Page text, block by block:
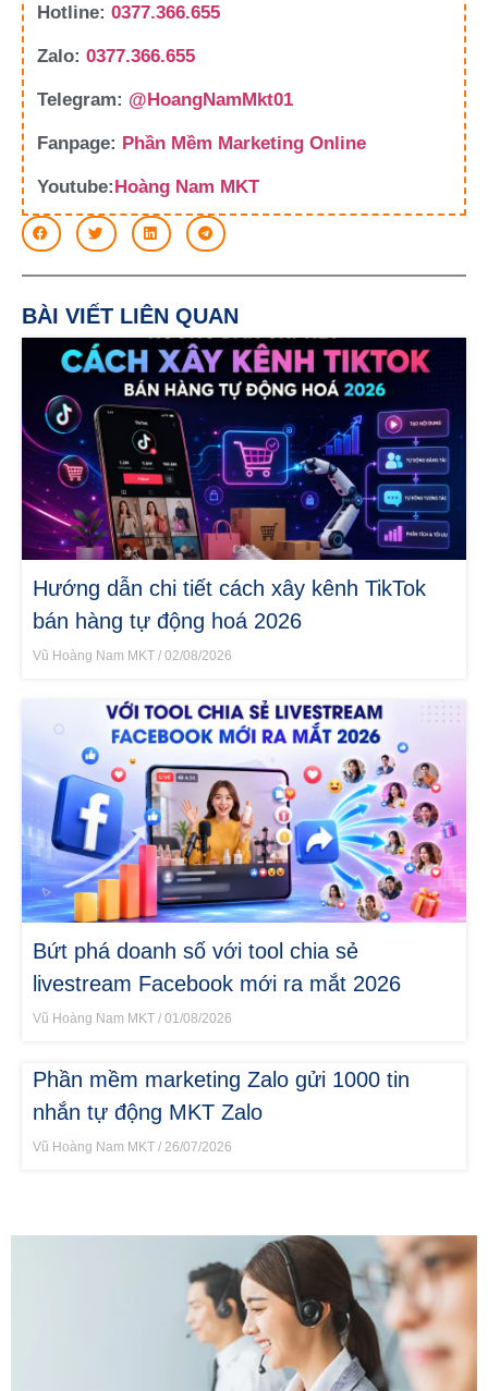
Hotline: 0377.366.655
Zalo: 0377.366.655
Telegram: @HoangNamMkt01
Fanpage: Phần Mềm Marketing Online
Youtube:Hoàng Nam MKT
BÀI VIẾT LIÊN QUAN
Hướng dẫn chi tiết cách xây kênh TikTok
bán hàng tự động hoá 2026
Vũ Hoàng Nam MKT 02/08/2026
Bứt phá doanh số với tool chia sẻ
livestream Facebook mới ra mắt 2026
Vũ Hoàng Nam MKT 01/08/2026
Phần mềm marketing Zalo gửi 1000 tin
nhắn tự động MKT Zalo
Vũ Hoàng Nam MKT 26/07/2026